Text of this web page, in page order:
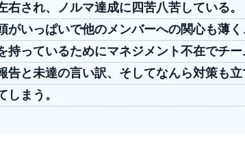
され、ノルマ達成に四苦八苦している。
がいっぱいで他のメンバーへの関心も薄く
持っているためにマネジメント不在でチー
告と未達の言い訳、そしてなんら対策も
しまう。